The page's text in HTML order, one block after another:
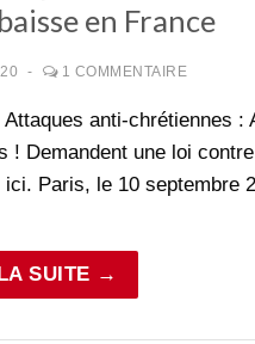
en France
- 1 COMMENTAIRE
Attaques anti-chrétiennes :
! Demandent une loi
ici. Paris, le 10 septembre
SUITE →